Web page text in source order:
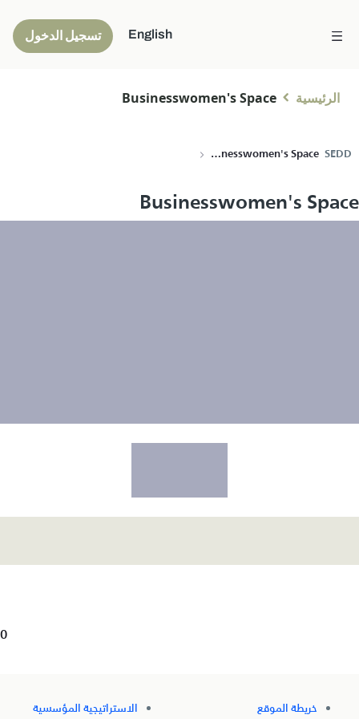
English تسجيل الدخول
الرئيسية Businesswomen's Space
SEDD
Businesswomen's Space
Businesswomen's Space
0
خريطة الموقع الاستراتيجية المؤسسية